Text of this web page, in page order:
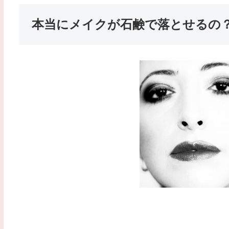
本当にメイクが石鹸で落とせるの